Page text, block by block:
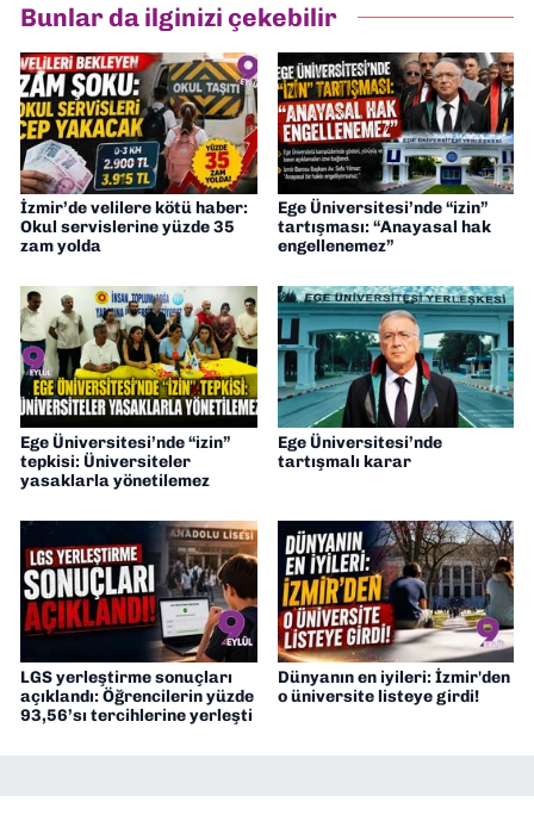
Bunlar da ilginizi çekebilir
İzmir’de velilere kötü haber:
Okul servislerine yüzde 35
zam yolda
Ege Üniversitesi’nde “izin”
tartışması: “Anayasal hak
engellenemez”
Ege Üniversitesi’nde “izin”
tepkisi: Üniversiteler
yasaklarla yönetilemez
Ege Üniversitesi’nde
tartışmalı karar
LGS yerleştirme sonuçları
açıklandı: Öğrencilerin yüzde
93,56’sı tercihlerine yerleşti
Dünyanın en iyileri: İzmir'den
o üniversite listeye girdi!